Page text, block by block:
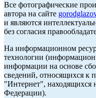
Все фотографические
автора на сайте
и являются
без согласия
На информационном
технологии
информации на основе
сведений, относящихся к
"Интернет", находящихся
Федерации).